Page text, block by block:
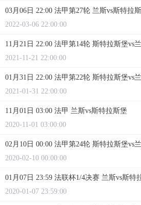
03月06日 22:00 法甲第27轮 兰斯vs斯特拉
2022-03-06 22:00:00
11月21日 22:00 法甲第14轮 斯特拉斯堡vs
2021-11-21 22:00:00
01月31日 22:00 法甲第22轮 斯特拉斯堡vs
2021-01-31 22:00:00
11月01日 03:00 法甲 兰斯vs斯特拉斯堡
2020-11-01 03:00:00
02月10日 00:00 法甲第24轮 斯特拉斯堡vs
2020-02-10 00:00:00
01月07日 23:59 法联杯1/4决赛 兰斯vs斯特
2020-01-07 23:59:00